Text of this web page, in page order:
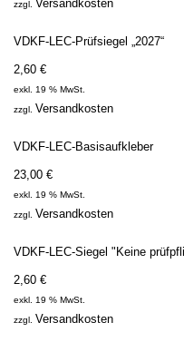
zzgl. Versandkosten
VDKF-LEC-Prüfsiegel „2027“
2,60 €
exkl. 19 % MwSt.
zzgl. Versandkosten
VDKF-LEC-Basisaufkleber
23,00 €
exkl. 19 % MwSt.
zzgl. Versandkosten
VDKF-LEC-Siegel "Keine
2,60 €
exkl. 19 % MwSt.
zzgl. Versandkosten